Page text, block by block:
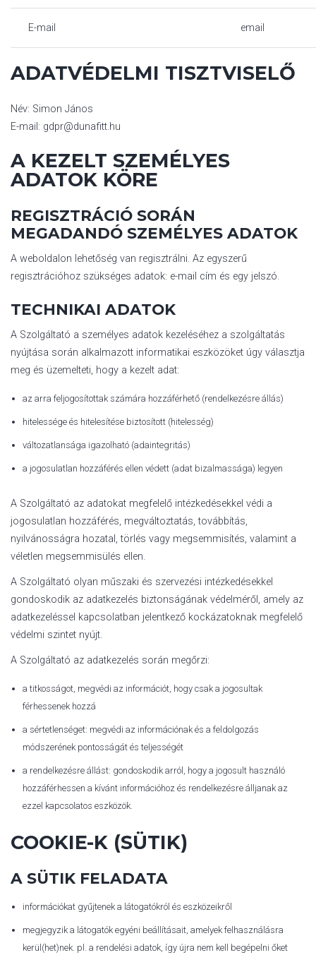
E-mail email
ADATVÉDELMI TISZTVISELŐ
Név: Simon János
E-mail: gdpr@dunafitt.hu
A KEZELT SZEMÉLYES
ADATOK KÖRE
REGISZTRÁCIÓ SORÁN
MEGADANDÓ SZEMÉLYES ADATOK
A weboldalon lehetőség van regisztrálni. Az egyszerű
regisztrációhoz szükséges adatok: e-mail cím és egy jelszó.
TECHNIKAI ADATOK
A Szolgáltató a személyes adatok kezeléséhez a szolgáltatás
nyújtása során alkalmazott informatikai eszközöket úgy választja
meg és üzemelteti, hogy a kezelt adat:
az arra feljogosítottak számára hozzáférhető (rendelkezésre állás)
hitelessége és hitelesítése biztosított (hitelesség)
változatlansága igazolható (adaintegritás)
a jogosulatlan hozzáférés ellen védett (adat bizalmassága) legyen
A Szolgáltató az adatokat megfelelő intézkedésekkel védi a
jogosulatlan hozzáférés, megváltoztatás, továbbítás,
nyilvánosságra hozatal, törlés vagy megsemmisítés, valamint a
véletlen megsemmisülés ellen.
A Szolgáltató olyan műszaki és szervezési intézkedésekkel
gondoskodik az adatkezelés biztonságának védelméről, amely az
adatkezeléssel kapcsolatban jelentkező kockázatoknak megfelelő
védelmi szintet nyújt.
A Szolgáltató az adatkezelés során megőrzi:
a titkosságot, megvédi az információt, hogy csak a jogosultak
férhessenek hozzá
a sértetlenséget: megvédi az információnak és a feldolgozás
módszerének pontosságát és teljességét
a rendelkezésre állást: gondoskodik arról, hogy a jogosult használó
hozzáférhessen a kívánt információhoz és rendelkezésre álljanak az
ezzel kapcsolatos eszközök.
COOKIE-K (SÜTIK)
A SÜTIK FELADATA
információkat gyűjtenek a látogatókról és eszközeikről
megjegyzik a látogatók egyéni beállításait, amelyek felhasználásra
kerül(het)nek. pl. a rendelési adatok, így újra nem kell begépelni őket